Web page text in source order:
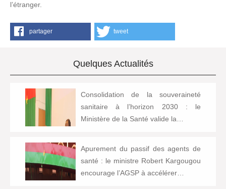
l’étranger.
partager tweet
Quelques Actualités
Consolidation de la souveraineté
sanitaire à l’horizon 2030 : le
Ministère de la Santé valide la…
Apurement du passif des agents de
santé : le ministre Robert Kargougou
encourage l’AGSP à accélérer…